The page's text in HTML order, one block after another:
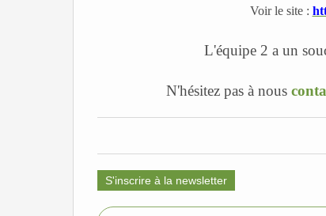
Voir le site :
L'équipe 2 a un
N'hésitez pas à nous
S'inscrire à la newsletter